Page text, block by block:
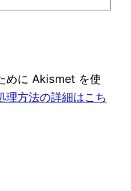
めに Akismet を使
理方法の詳細はこち